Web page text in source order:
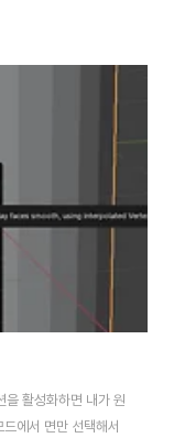
활성화하면 내가 원
에서 면만 선택해서